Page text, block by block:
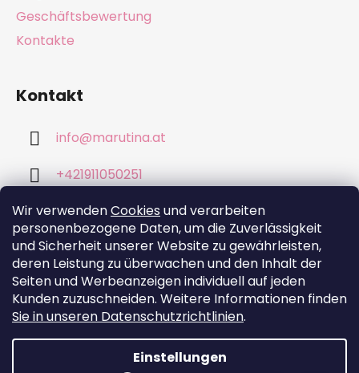
Wir verwendenCookies und verarbeiten
personenbezogene Daten, um die Zuverlässigkeit
und Sicherheit unserer Website zu gewährleisten,
deren Leistung zu überwachen und den Inhalt der
Seiten und Werbeanzeigen individuell auf jeden
Kunden zuzuschneiden. Weitere Informationen finden
Sie in unseren Datenschutzrichtlinien.
Einstellungen
Geschäftsbewertung
Kontakte
Kontakt
info@marutina.at
+421911050251
Wir akzeptieren online-Zahlungen